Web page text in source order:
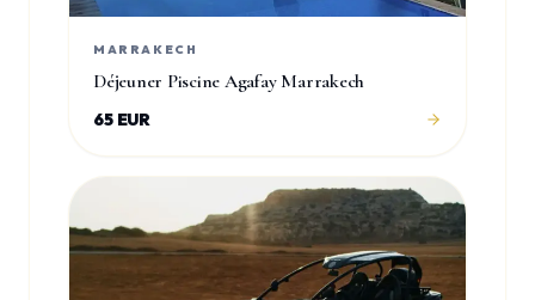
MARRAKECH
Déjeuner Piscine Agafay Marrakech
65 EUR